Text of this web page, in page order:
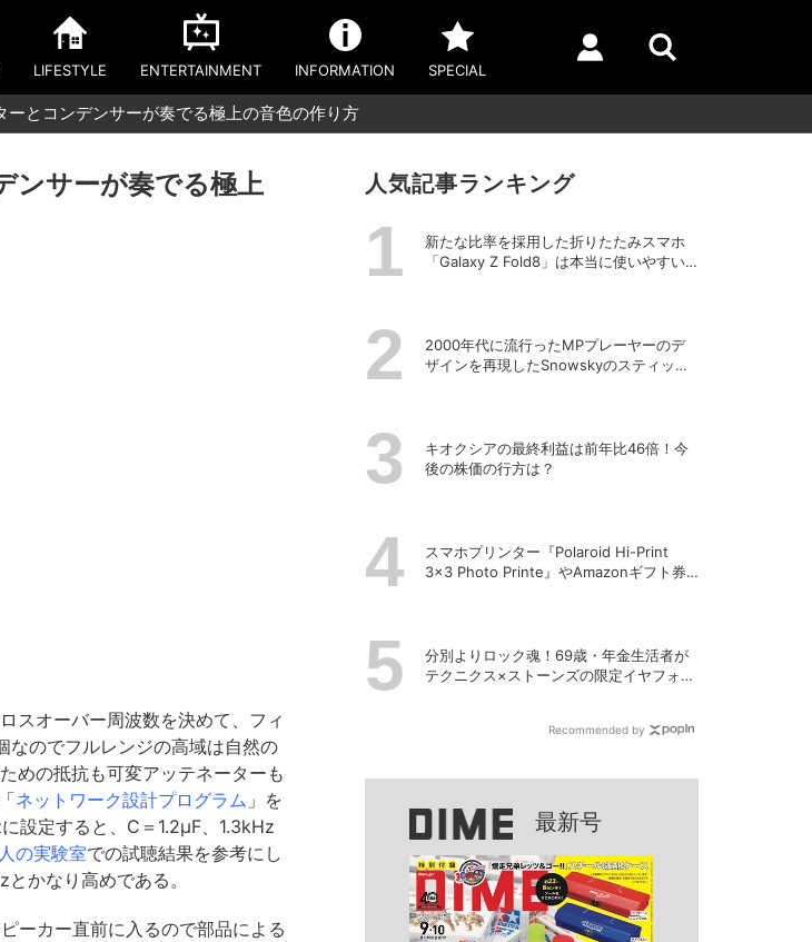
LIFESTYLE ENTERTAINMENT INFORMATION SPECIAL
ーとコンデンサーが奏でる極上の音色の作り方
ンサーが奏でる極上
スオーバー周波数を決めて、フィ
なのでフルレンジの高域は自然の
めの抵抗も可変アッテネーターも
ネットワーク設計プログラム 」を
設定すると、C＝1.2μF、1.3kHz
の実験室での試聴結果を参考にし
かなり高めである。
ーカー直前に入るので部品による
人気記事ランキング
新たな比率を採用した折りたたみスマホ
「Galaxy Z Fold8」は本当に使いやすい
2000年代に流行ったMPプレーヤーのデ
ザインを再現したSnowskyのスティック
キオクシアの最終利益は前年比46倍！今
後の株価の行方は？
スマホプリンター『Polaroid Hi-Print
3×3 Photo Printe』やAmazonギフト券
分別よりロック魂！69歳・年金生活者が
テクニクス×ストーンズの限定イヤフォン
Recommended by
最新号